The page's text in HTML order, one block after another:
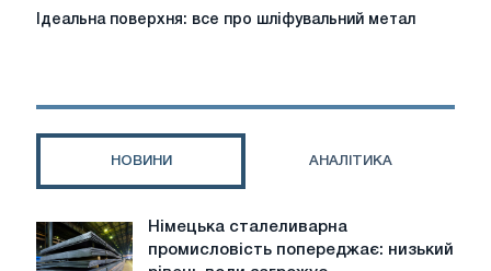
Ідеальна
поверхня:
Ідеальна поверхня: все про шліфувальний метал
НОВИНИ АНАЛІТИКА
Німецька
сталеливарна
Німецька сталеливарна
промисловість попереджає: низький